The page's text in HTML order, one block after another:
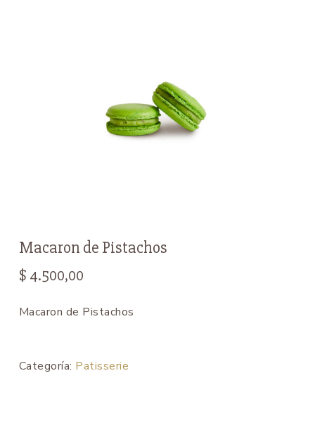
Macaron de Pistachos
$ 4.500,00
Macaron de Pistachos
Categoría: Patisserie